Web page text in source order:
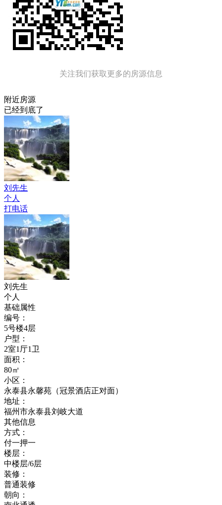
关注我们获取更多的房源信息
附近房源
已经到底了
刘先生
个人
打电话
刘先生
个人
基础属性
编号：
5号楼4层
户型：
2室1厅1卫
面积：
80㎡
小区：
永泰县永馨苑（冠景酒店正对面）
地址：
福州市永泰县刘岐大道
其他信息
方式：
付一押一
楼层：
中楼层/6层
装修：
普通装修
朝向：